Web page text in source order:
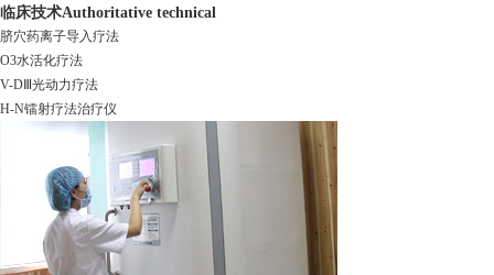
临床技术Authoritative technical
脐穴药离子导入疗法
O3水活化疗法
V-DⅢ光动力疗法
H-N镭射疗法治疗仪